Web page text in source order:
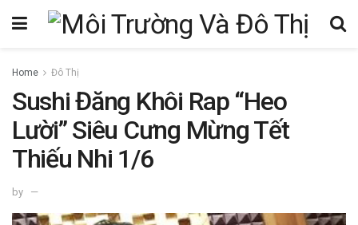
Home Đô Thị
Sushi Đăng Khôi Rap “Heo
Lười” Siêu Cưng Mừng Tết
Thiếu Nhi 1/6
by